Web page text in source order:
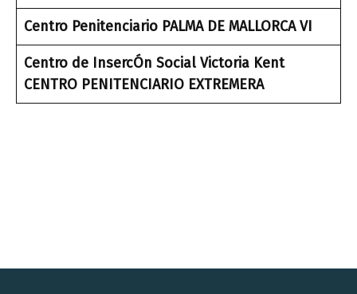
Centro Penitenciario PALMA DE MALLORCA VI
Centro de InsercÓn Social Victoria Kent
CENTRO PENITENCIARIO EXTREMERA